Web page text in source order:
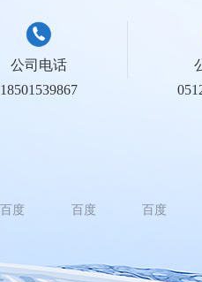
公司电话
18501539867
百度 百度 百度